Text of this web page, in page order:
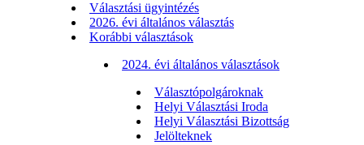
Választási ügyintézés
2026. évi általános választás
Korábbi választások
2024. évi általános választások
Választópolgároknak
Helyi Választási Iroda
Helyi Választási Bizottság
Jelölteknek